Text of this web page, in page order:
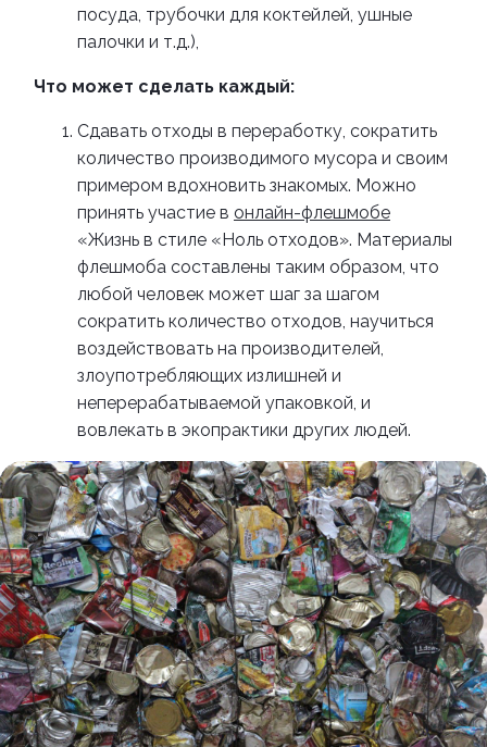
посуда, трубочки для коктейлей, ушные
палочки и т.д.),
Что может сделать каждый:
Сдавать отходы в переработку, сократить
количество производимого мусора и своим
примером вдохновить знакомых. Можно
принять участие в онлайн-флешмобе
«Жизнь в стиле «Ноль отходов». Материалы
флешмоба составлены таким образом, что
любой человек может шаг за шагом
сократить количество отходов, научиться
воздействовать на производителей,
злоупотребляющих излишней и
неперерабатываемой упаковкой, и
вовлекать в экопрактики других людей.